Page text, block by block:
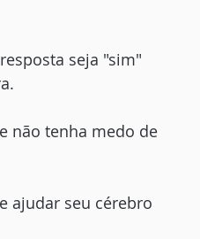
seja "sim"
não tenha medo de
ajudar seu cérebro